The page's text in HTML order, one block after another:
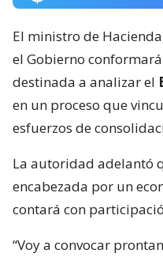
El ministro de
el Gobierno
destinada a analizar el
en un proceso que
esfuerzos de
La autoridad adelantó
encabezada por un
contará con
“Voy a convocar